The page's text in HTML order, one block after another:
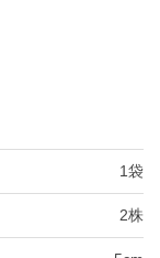
1袋
2株